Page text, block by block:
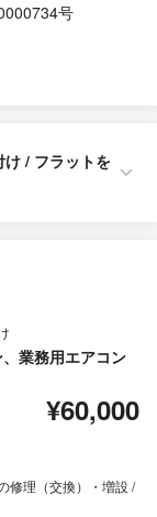
号
け / フラットを
業務用エアコン
¥60,000
修理（交換）・増設 /